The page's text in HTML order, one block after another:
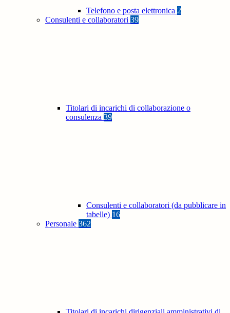
Telefono e posta elettronica 2
Consulenti e collaboratori 39
Titolari di incarichi di collaborazione o
consulenza 39
Consulenti e collaboratori (da pubblicare in
tabelle) 16
Personale 362